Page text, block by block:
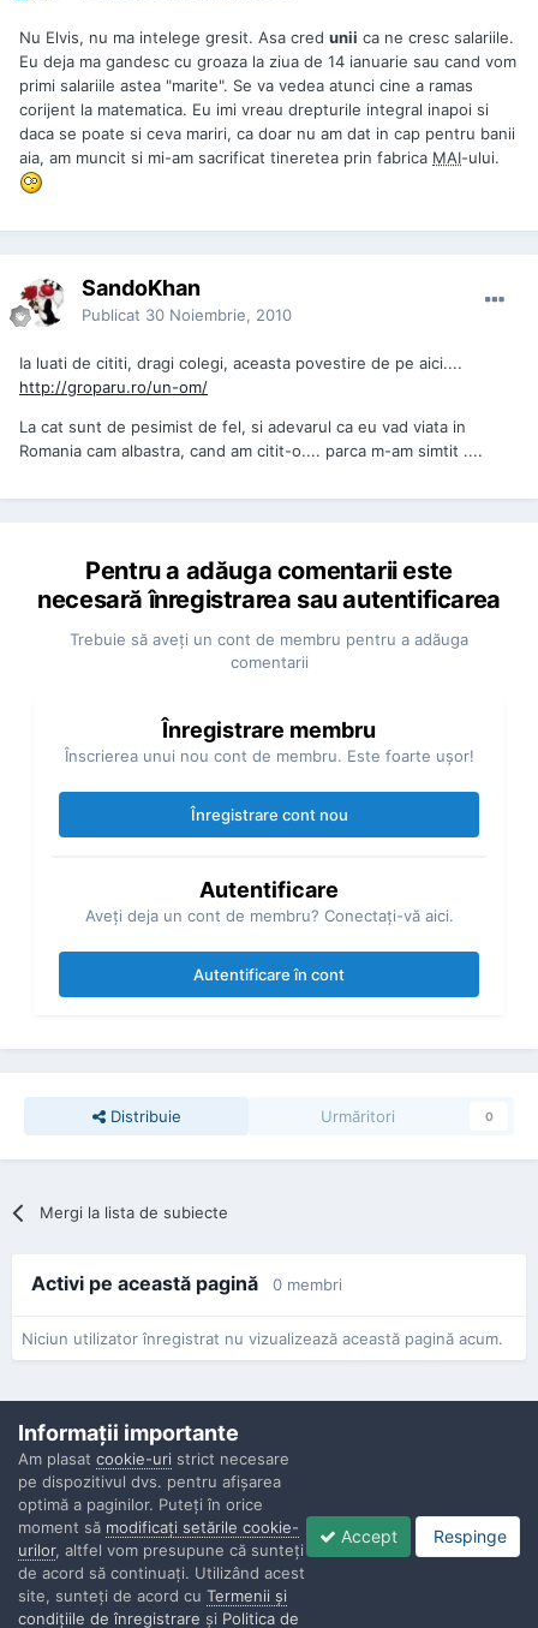
Nu Elvis, nu ma intelege gresit. Asa cred unii ca ne cresc salariile.
Eu deja ma gandesc cu groaza la ziua de 14 ianuarie sau cand vom
primi salariile astea "marite". Se va vedea atunci cine a ramas
corijent la matematica. Eu imi vreau drepturile integral inapoi si
daca se poate si ceva mariri, ca doar nu am dat in cap pentru banii
aia, am muncit si mi-am sacrificat tineretea prin fabrica MAI-ului.
SandoKhan
Publicat 30 Noiembrie, 2010
Ia luati de cititi, dragi colegi, aceasta povestire de pe aici....
http://groparu.ro/un-om/
La cat sunt de pesimist de fel, si adevarul ca eu vad viata in
Romania cam albastra, cand am citit-o.... parca m-am simtit ....
Pentru a adăuga comentarii este
necesară înregistrarea sau autentificarea
Trebuie să aveţi un cont de membru pentru a adăuga
comentarii
Înregistrare membru
Înscrierea unui nou cont de membru. Este foarte uşor!
Înregistrare cont nou
Autentificare
Aveţi deja un cont de membru? Conectaţi-vă aici.
Autentificare în cont
Distribuie Urmăritori 0
Mergi la lista de subiecte
Activi pe această pagină 0 membri
Niciun utilizator înregistrat nu vizualizează această pagină acum.
Confidenţialitate Contactaţi-ne
Copyright © Politisti.ro, 2010 - 2026
Powered by Invision Community
Informaţii importante
Am plasat cookie-uri strict necesare
pe dispozitivul dvs. pentru afişarea
optimă a paginilor. Puteţi în orice
moment să modificaţi setările cookie-
urilor, altfel vom presupune că sunteţi
de acord să continuaţi. Utilizând acest
site, sunteţi de acord cu Termenii şi
condiţiile de înregistrare şi Politica de
Accept Respinge